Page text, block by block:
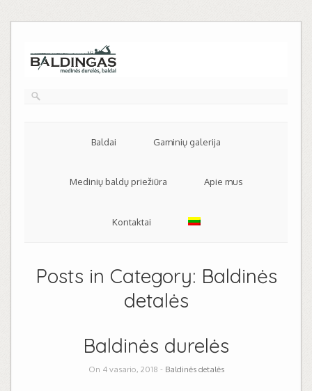
Baldai Gaminių galerija
Medinių baldų priežiūra Apie mus
Kontaktai
Posts in Category: Baldinės
detalės
Baldinės durelės
On 4 vasario, 2018 - Baldinės detalės